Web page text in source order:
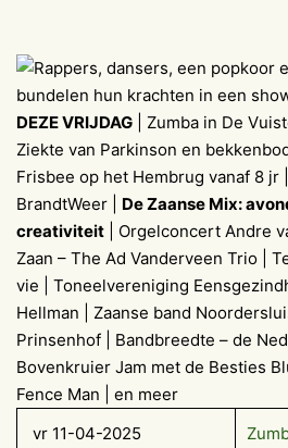
DEZE VRIJDAG | Zumba in De
Ziekte van Parkinson en
Frisbee op het Hembrug vanaf 8 jr
BrandtWeer | De Zaanse Mix:
creativiteit | Orgelconcert Andre
Zaan – The Ad Vanderveen Trio |
vie | Toneelvereniging
Hellman | Zaanse band
Prinsenhof | Bandbreedte – de
Bovenkruier Jam met de Besties
Fence Man | en meer
vr 11-04-2025